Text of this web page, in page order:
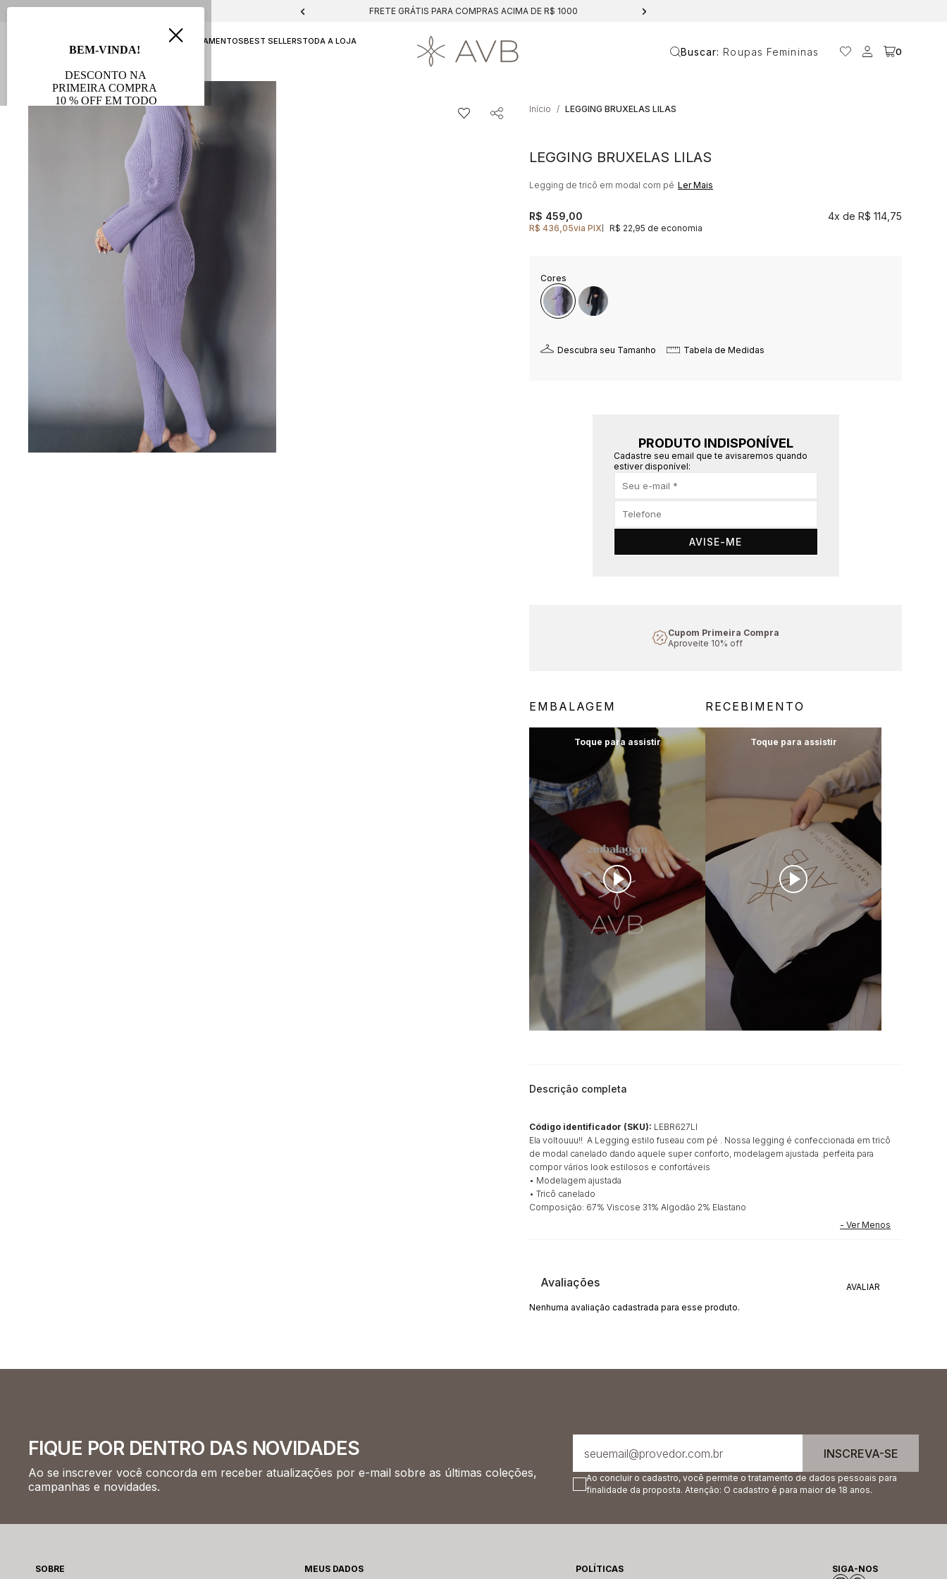
FRETE GRÁTIS PARA COMPRAS ACIMA DE R$ 1000
ATEMPORALLANÇAMENTOSBEST SELLERSTODA A LOJA
Buscar: Roupas Femininas 0
Início LEGGING BRUXELAS LILAS
LEGGING BRUXELAS LILAS
Legging de tricô em modal com pé Ler Mais
R$ 436,05via PIX R$ 22,95 de economia
R$ 459,00 4x R$ 114,75
Descubra seu Tamanho Tabela de Medidas
PRODUTO INDISPONÍVEL
Cadastre seu email que te avisaremos quando
estiver disponível:
AVISE-ME
Cupom Primeira Compra
Aproveite 10% off
EMBALAGEM RECEBIMENTO
Descrição completa
Código identificador (SKU): LEBR627LI
Ela voltouuu!! A Legging estilo fuseau com pé . Nossa legging é confeccionada em tricô
de modal canelado dando aquele super conforto, modelagem ajustada .perfeita para
compor vários look estilosos e confortáveis
• Modelagem ajustada
• Tricô canelado
Composição: 67% Viscose 31% Algodão 2% Elastano
Avaliações
Nenhuma avaliação cadastrada para esse produto.
FIQUE POR DENTRO DAS NOVIDADES
Ao se inscrever você concorda em receber atualizações por e-mail sobre as últimas coleções,
campanhas e novidades.
INSCREVA-SE
Ao concluir o cadastro, você permite o tratamento de dados pessoais para
finalidade da proposta. Atenção: O cadastro é para maior de 18 anos.
SOBRE MEUS DADOS POLÍTICAS SIGA-NOS